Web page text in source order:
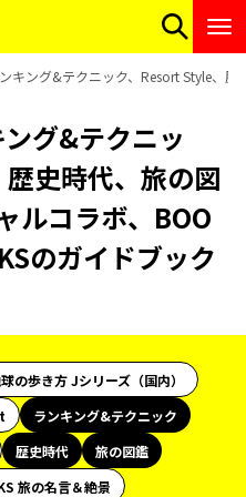
キング&テクニック、Resort Style、歴
グ&テクニッ
史時代、旅の図
ルコラボ、BOO
のガイドブック
の歩き方 Jシリーズ（国内）
ランキング&テクニック
歴史時代
旅の図鑑
旅の名言＆絶景